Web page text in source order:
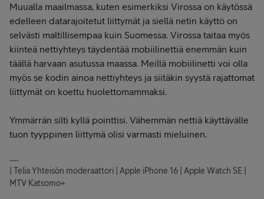
Muualla maailmassa, kuten esimerkiksi Virossa on käytössä
edelleen datarajoitetut liittymät ja siellä netin käyttö on
selvästi maltillisempaa kuin Suomessa. Virossa taitaa myös
kiinteä nettiyhteys täydentää mobiilinettiä enemmän kuin
täällä harvaan asutussa maassa. Meillä mobiilinetti voi olla
myös se kodin ainoa nettiyhteys ja siitäkin syystä rajattomat
liittymät on koettu huolettomammaksi.
Ymmärrän silti kyllä pointtisi. Vähemmän nettiä käyttävälle
tuon tyyppinen liittymä olisi varmasti mieluinen.
| Telia Yhteisön moderaattori | Apple iPhone 16 | Apple Watch SE |
MTV Katsomo+